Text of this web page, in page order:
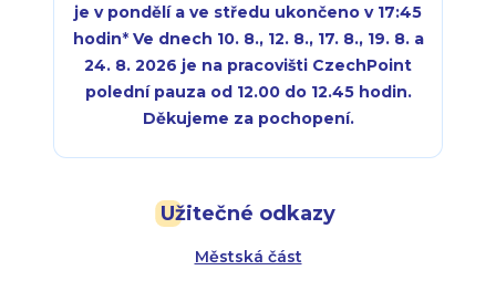
Užitečné odkazy
Městská část
je v pondělí a ve středu ukončeno v 17:45
hodin* Ve dnech 10. 8., 12. 8., 17. 8., 19. 8. a
24. 8. 2026 je na pracovišti CzechPoint
polední pauza od 12.00 do 12.45 hodin.
Děkujeme za pochopení.
Úterý:
Středa:
Úterý:
Středa: